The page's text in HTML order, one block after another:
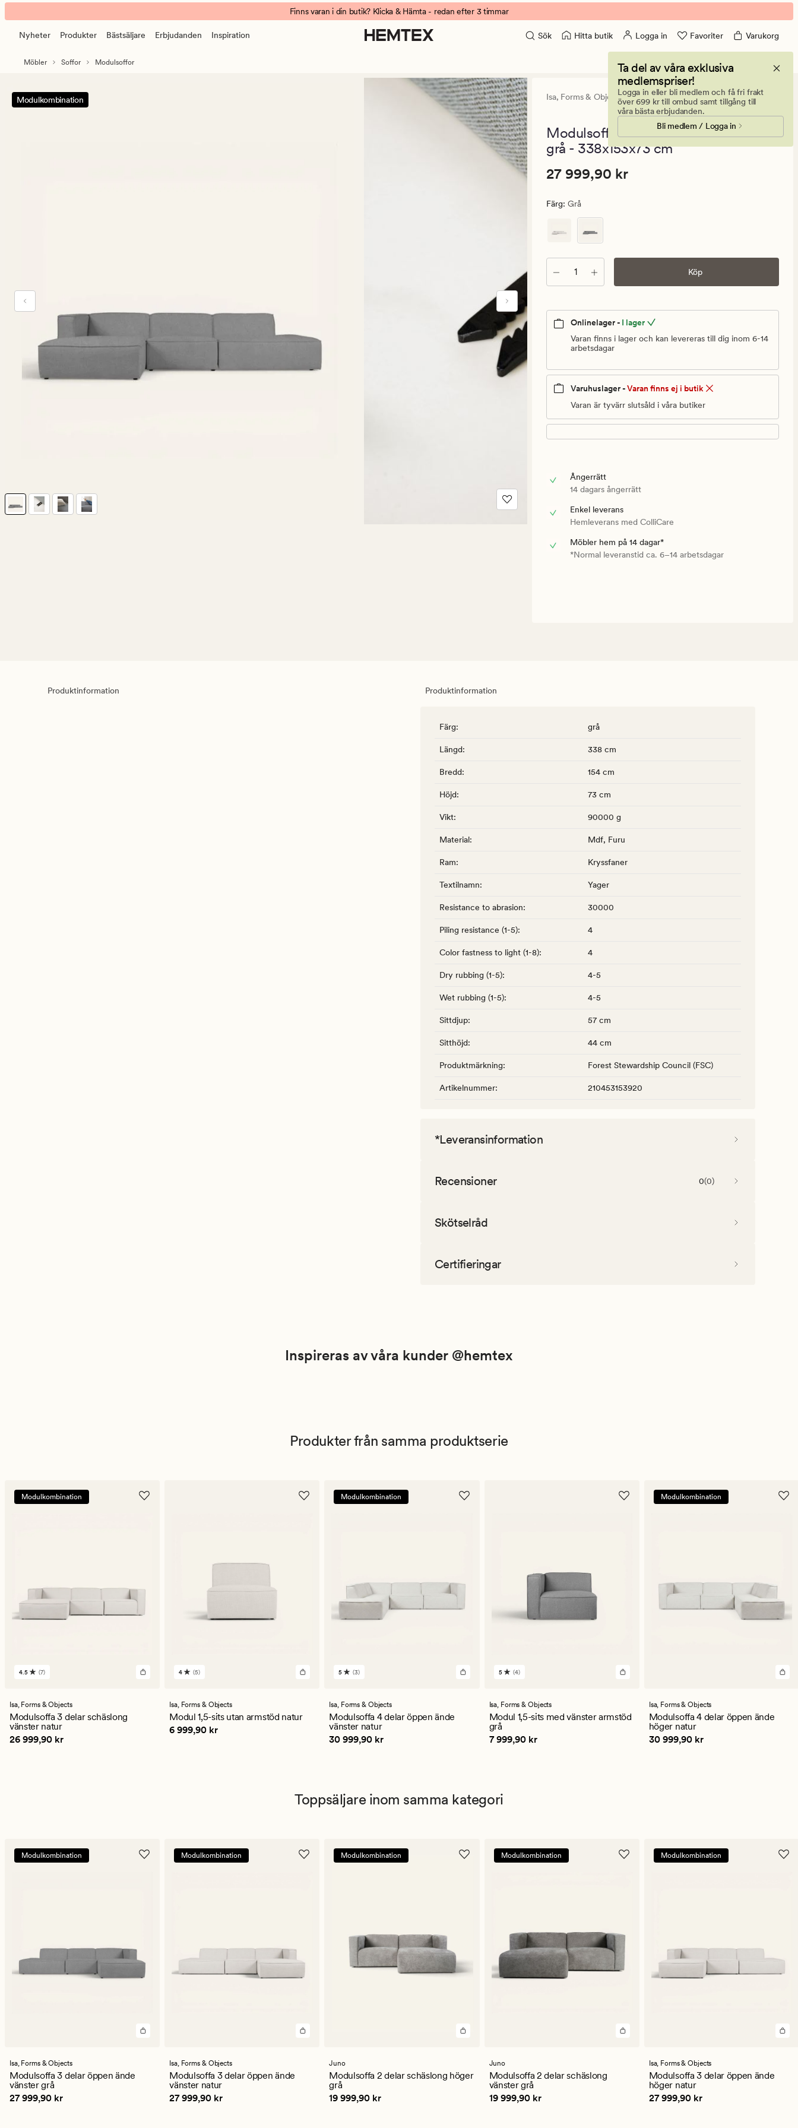
Isa
modulsoffa
öppen
Höger
grå
banner.
Klicka
ESCAPE
att
pausa.
Finns varan i din butik? Klicka & Hämta - redan efter 3 timmar
Nyheter Produkter Bästsäljare Erbjudanden Inspiration Sök Hitta butik Logga in Favoriter Varukorg
Ta del av våra exklusiva
medlemspriser!
Logga in eller bli medlem och få fri frakt
över 699 kr till ombud samt tillgång till
våra bästa erbjudanden.
Bli medlem / Logga in
Möbler Soffor Modulsoffor
Modulkombination Isa, Forms & Objects
0
med
betyg
0
Modulsoffa 3 delar öppen ände höger
grå - 338x153x73 cm
Pris
999,90
27
999,90
kr
Pris 27 999,90 kr
27 999,90 kr
Färg: Grå
Antal Köp
Onlinelager - I lager
Varan finns i lager och kan levereras till dig inom 6-14
arbetsdagar
Varuhuslager -Varan finns ej i butik
Varan är tyvärr slutsåld i våra butiker
Ångerrätt
14 dagars ångerrätt
Enkel leverans
Hemleverans med ColliCare
Möbler hem på 14 dagar*
*Normal leveranstid ca. 6–14 arbetsdagar
Produktinformation Produktinformation
Färg: grå
Längd: 338 cm
Bredd: 154 cm
Höjd: 73 cm
Vikt: 90000 g
Material: Mdf, Furu
Ram: Kryssfaner
Textilnamn: Yager
Resistance to abrasion: 30000
Piling resistance (1-5): 4
Color fastness to light (1-8): 4
Dry rubbing (1-5): 4-5
Wet rubbing (1-5): 4-5
Sittdjup: 57 cm
Sitthöjd: 44 cm
Produktmärkning: Forest Stewardship Council (FSC)
Artikelnummer: 210453153920
*Leveransinformation
Recensioner 0(0)
Skötselråd
Certifieringar
Inspireras av våra kunder @hemtex
Produkter från samma produktserie
Modulkombination
7
ett
genomsnittligt
betyg
på
4.5
4.5 (7)
Isa, Forms & Objects
Modulsoffa 3 delar schäslong
vänster natur
Pris 26 999,90 kr
26 999,90 kr
5
ett
genomsnittligt
betyg
på
4 (5)
Isa, Forms & Objects
Modul 1,5-sits utan armstöd natur
Pris 6 999,90 kr
6 999,90 kr
Modulkombination
3
ett
genomsnittligt
betyg
på
5
5 (3)
Isa, Forms & Objects
Modulsoffa 4 delar öppen ände
vänster natur
Pris 30 999,90 kr
30 999,90 kr
4
ett
genomsnittligt
betyg
på
5
5 (4)
Isa, Forms & Objects
Modul 1,5-sits med vänster armstöd
grå
Pris 7 999,90 kr
7 999,90 kr
Modulkombination
Isa, Forms & Objects
Modulsoffa 4 delar öppen ände
höger natur
Pris 30 999,90 kr
30 999,90 kr
Toppsäljare inom samma kategori
Modulkombination
Isa, Forms & Objects
Modulsoffa 3 delar öppen ände
vänster grå
Pris 27 999,90 kr
27 999,90 kr
Modulkombination
Isa, Forms & Objects
Modulsoffa 3 delar öppen ände
vänster natur
Pris 27 999,90 kr
27 999,90 kr
Modulkombination
Juno
Modulsoffa 2 delar schäslong höger
grå
Pris 19 999,90 kr
19 999,90 kr
Modulkombination
Juno
Modulsoffa 2 delar schäslong
vänster grå
Pris 19 999,90 kr
19 999,90 kr
Modulkombination
Isa, Forms & Objects
Modulsoffa 3 delar öppen ände
höger natur
Pris 27 999,90 kr
27 999,90 kr